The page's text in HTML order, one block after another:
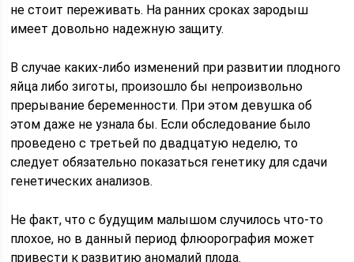
не стоит переживать. На ранних сроках зародыш
имеет довольно надежную защиту.
В случае каких-либо изменений при развитии плодного
яйца либо зиготы, произошло бы непроизвольно
прерывание беременности. При этом девушка об
этом даже не узнала бы. Если обследование было
проведено с третьей по двадцатую неделю, то
следует обязательно показаться генетику для сдачи
генетических анализов.
Не факт, что с будущим малышом случилось что-то
плохое, но в данный период флюорография может
привести к развитию аномалий плода.